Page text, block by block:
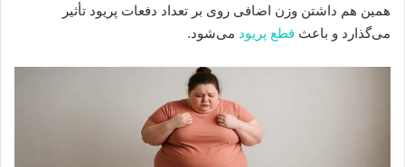
همین هم داشتن وزن اضافی روی بر تعداد دفعات پریود تأثیر
می‌گذارد و باعث قطع پریود می‌شود.